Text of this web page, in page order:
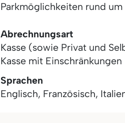
Parkmöglichkeiten rund
Abrechnungsart
Kasse (sowie Privat und
Kasse mit Einschränkungen
Sprachen
Englisch, Französisch,